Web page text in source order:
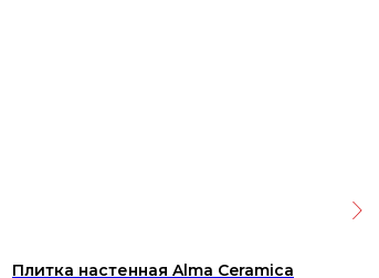
Плитка настенная Alma Ceramica